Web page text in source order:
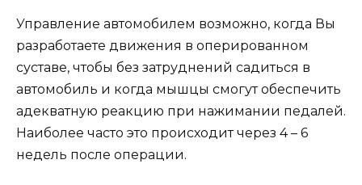
Управление автомобилем возможно, когда Вы
разработаете движения в оперированном
суставе, чтобы без затруднений садиться в
автомобиль и когда мышцы смогут обеспечить
адекватную реакцию при нажимании педалей.
Наиболее часто это происходит через 4 – 6
недель после операции.